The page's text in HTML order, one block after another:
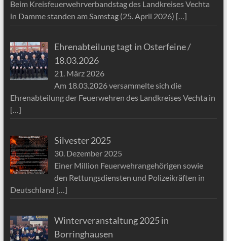
Beim Kreisfeuerwehrverbandstag des Landkreises Vechta
in Damme standen am Samstag (25. April 2026) […]
Ehrenabteilung tagt in Osterfeine /
18.03.2026
21. März 2026
Am 18.03.2026 versammelte sich die
Ehrenabteilung der Feuerwehren des Landkreises Vechta in
[…]
Silvester 2025
30. Dezember 2025
Einer Million Feuerwehrangehörigen sowie
den Rettungsdiensten und Polizeikräften in
Deutschland […]
Winterveranstaltung 2025 in
Borringhausen